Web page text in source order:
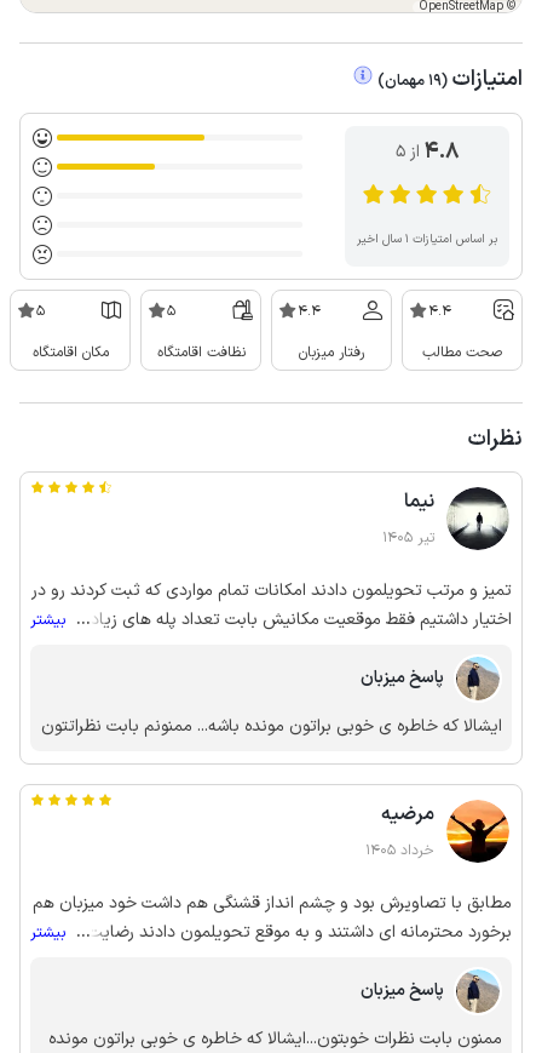
©
OpenStreetMap
امتیازات (
19 مهمان)
4.8 از ۵
بر اساس امتیازات ۱ سال اخیر
4.4
صحت مطالب
4.4
رفتار میزبان
5
نظافت اقامتگاه
5
مکان اقامتگاه
نظرات
نیما
تیر 1405
تمیز و مرتب تحویلمون دادند امکانات تمام مواردی که ثبت کردند رو در
اختیار داشتیم فقط موقعیت مکانیش بابت تعداد پله های زیادی که
... بیشتر
پاسخ میزبان
ایشالا که خاطره ی خوبی براتون مونده باشه... ممنونم بابت نظراتتون
مرضیه
خرداد 1405
مطابق با تصاویرش بود و چشم انداز قشنگی هم داشت خود میزبان هم
برخورد محترمانه ای داشتند و به موقع تحویلمون دادند رضایت کامل
... بیشتر
پاسخ میزبان
ممنون بابت نظرات خوبتون‌‌...ایشالا که خاطره ی خوبی براتون مونده